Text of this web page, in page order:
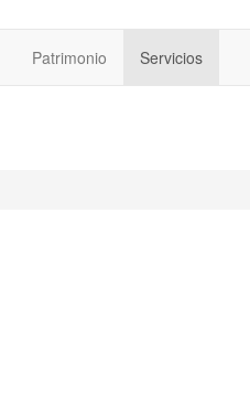
Patrimonio Servicios